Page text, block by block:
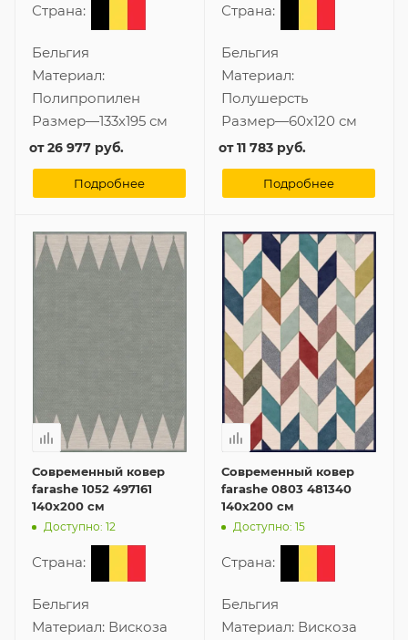
Страна:
Бельгия
Материал:
Полипропилен
Размер—133x195 см
от26 977 руб.
Подробнее
Страна:
Бельгия
Материал:
Полушерсть
Размер—60x120 см
от11 783 руб.
Подробнее
Современный ковер
farashe 1052 497161
140x200 см
Доступно: 12
Страна:
Бельгия
Материал: Вискоза
Современный ковер
farashe 0803 481340
140x200 см
Доступно: 15
Страна:
Бельгия
Материал: Вискоза